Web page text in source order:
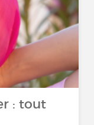
: tout